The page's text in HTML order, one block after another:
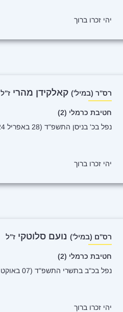
יהי זכרו ברוך
רס"ר (במיל') קאלקידן מהרי ז"ל
חטיבת כרמלי (2)
נפל בכ' בניסן התשפ"ד (28 באפריל 2024)
יהי זכרו ברוך
רס"ם (במיל') נועם סלוטקי ז"ל
חטיבת כרמלי (2)
נפל בכ"ב בתשרי התשפ"ד (07 באוקטובר 2023)
יהי זכרו ברוך